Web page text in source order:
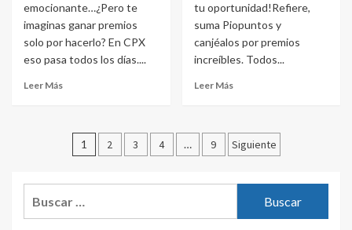
emocionante…¿Pero te
imaginas ganar premios
solo por hacerlo? En CPX
eso pasa todos los días....
Leer Más
tu oportunidad!Refiere,
suma Piopuntos y
canjéalos por premios
increíbles. Todos...
Leer Más
Paginación
entradas
1 2 3 4 … 9 Siguiente